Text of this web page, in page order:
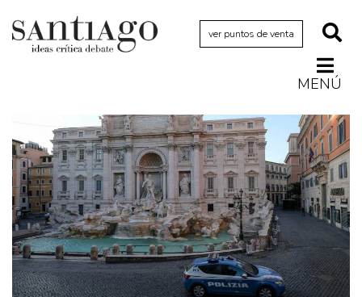
ver puntos de venta
MENÚ
Archivo Cenfoto-UDP
Arquetipos de situación
Artes visuales
Ciencia
Cine y televisión
Ciudad